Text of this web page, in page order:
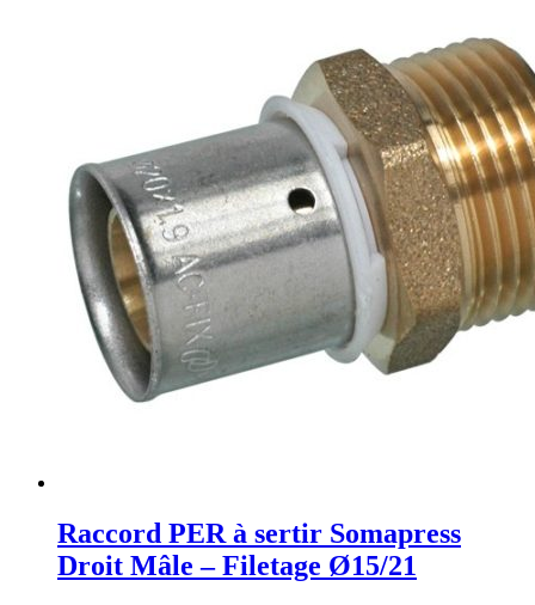
Raccord PER à sertir Somapress
Droit Mâle – Filetage Ø15/21